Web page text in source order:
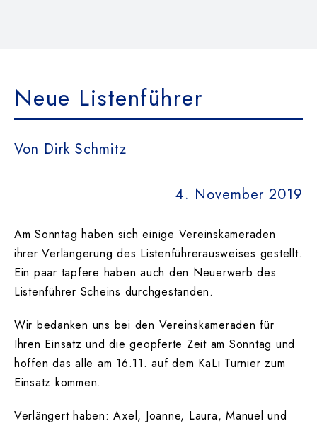
Kontakt
nach:
Neue Listenführer
Von Dirk Schmitz
4. November 2019
Am Sonntag haben sich einige Vereinskameraden
ihrer Verlängerung des Listenführerausweises gestellt.
Ein paar tapfere haben auch den Neuerwerb des
Listenführer Scheins durchgestanden.
Wir bedanken uns bei den Vereinskameraden für
Ihren Einsatz und die geopferte Zeit am Sonntag und
hoffen das alle am 16.11. auf dem KaLi Turnier zum
Einsatz kommen.
Verlängert haben: Axel, Joanne, Laura, Manuel und